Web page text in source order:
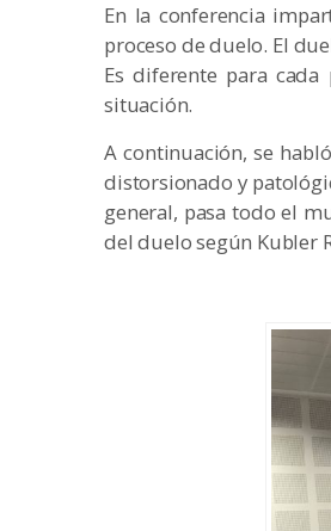
En la conferencia
proceso de duelo. El
Es diferente para
situación.
A continuación, se
distorsionado y
general, pasa todo el
del duelo según Kubler